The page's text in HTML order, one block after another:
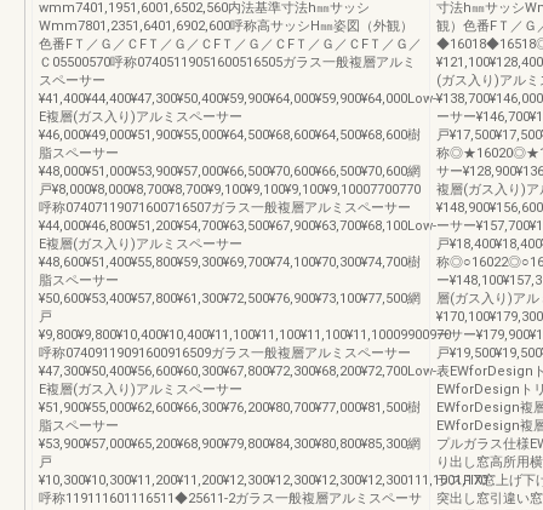
wmm7401,1951,6001,6502,560内法基準寸法h㎜サッシ
Wmm7801,2351,6401,6902,600呼称高サッシH㎜姿図（外観）
色番FＴ／Ｇ／ＣFＴ／Ｇ／ＣFＴ／Ｇ／ＣFＴ／Ｇ／ＣFＴ／Ｇ／
Ｃ05500570呼称07405119051600516505ガラス一般複層アルミ
スペーサー
¥41,400¥44,400¥47,300¥50,400¥59,900¥64,000¥59,900¥64,000Low-
E複層(ガス入り)アルミスペーサー
¥46,000¥49,000¥51,900¥55,000¥64,500¥68,600¥64,500¥68,600樹
脂スペーサー
¥48,000¥51,000¥53,900¥57,000¥66,500¥70,600¥66,500¥70,600網
戸¥8,000¥8,000¥8,700¥8,700¥9,100¥9,100¥9,100¥9,10007700770
呼称07407119071600716507ガラス一般複層アルミスペーサー
¥44,000¥46,800¥51,200¥54,700¥63,500¥67,900¥63,700¥68,100Low-
E複層(ガス入り)アルミスペーサー
¥48,600¥51,400¥55,800¥59,300¥69,700¥74,100¥70,300¥74,700樹
脂スペーサー
¥50,600¥53,400¥57,800¥61,300¥72,500¥76,900¥73,100¥77,500網
戸
¥9,800¥9,800¥10,400¥10,400¥11,100¥11,100¥11,100¥11,10009900970
呼称07409119091600916509ガラス一般複層アルミスペーサー
¥47,300¥50,400¥56,600¥60,300¥67,800¥72,300¥68,200¥72,700Low-
E複層(ガス入り)アルミスペーサー
¥51,900¥55,000¥62,600¥66,300¥76,200¥80,700¥77,000¥81,500樹
脂スペーサー
¥53,900¥57,000¥65,200¥68,900¥79,800¥84,300¥80,800¥85,300網
戸
¥10,300¥10,300¥11,200¥11,200¥12,300¥12,300¥12,300¥12,300111,1001,170
呼称119111601116511◆25611-2ガラス一般複層アルミスペーサ
寸法h㎜サッシ
観）色番FＴ／Ｇ
(ガス入り)アル
ーサー
戸
称
サー
複層(ガス入り)
ーサー
戸
称
ー
層(ガス入り)ア
ーサー
戸
表EWforDesign
EWforDesignト
EWforDesign複
EWforDesign複
プルガラス仕様
り出し窓高所用
ラスFIX窓上げ下
突出し窓引違い